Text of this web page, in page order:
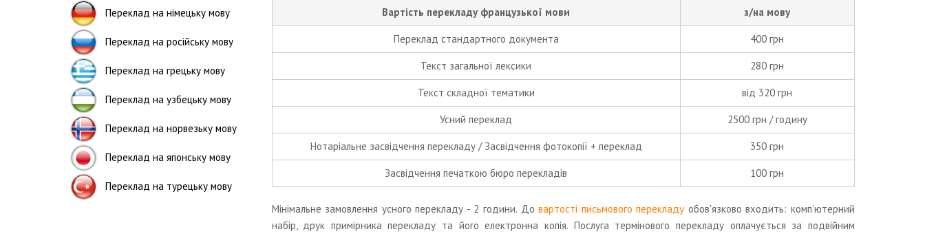
Переклад на німецьку мову
Переклад на російську мову
Переклад на грецьку мову
Переклад на узбецьку мову
Переклад на норвезьку мову
Переклад на японську мову
Переклад на турецьку мову
Вартість перекладу французької мови з/на мову
Переклад стандартного документа 400 грн
Текст загальної лексики 280 грн
Текст складної тематики від 320 грн
Усний переклад 2500 грн / годину
Нотаріальне засвідчення перекладу / Засвідчення фотокопії + переклад 350 грн
Засвідчення печаткою бюро перекладів 100 грн
Мінімальне замовлення усного перекладу - 2 години. Довартості письмового перекладу обов'язково входить: комп'ютерний
набір, друк примірника перекладу та його електронна копія. Послуга термінового перекладу оплачується за подвійним